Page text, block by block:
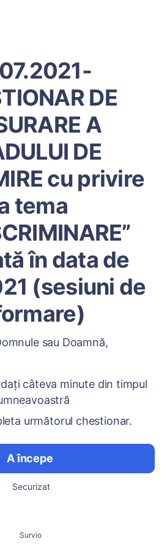
DE
A
DE
cu privire
tema
în data de
(sesiuni de
sau Doamnă,
câteva minute din timpul
următorul chestionar.
A începe
Securizat
Survio